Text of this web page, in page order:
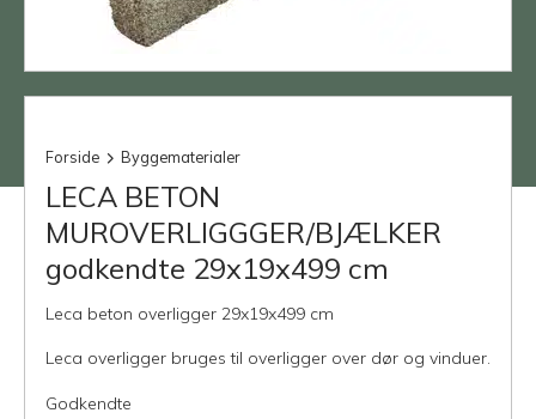
Forside Byggematerialer
LECA BETON
MUROVERLIGGGER/BJÆLKER
godkendte 29x19x499 cm
Leca beton overligger 29x19x499 cm
Leca overligger bruges til overligger over dør og vinduer.
Godkendte